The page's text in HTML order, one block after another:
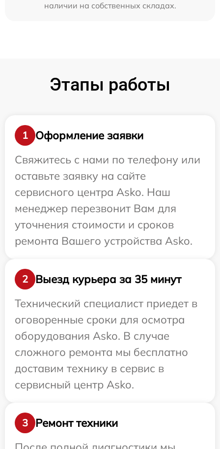
наличии на собственных складах.
Этапы работы
1
Оформление заявки
Свяжитесь с нами по телефону или
оставьте заявку на сайте
сервисного центра Asko. Наш
менеджер перезвонит Вам для
уточнения стоимости и сроков
ремонта Вашего устройства Asko.
2
Выезд курьера за 35 минут
Технический специалист приедет в
оговоренные сроки для осмотра
оборудования Asko. В случае
сложного ремонта мы бесплатно
доставим технику в сервис в
сервисный центр Asko.
3
Ремонт техники